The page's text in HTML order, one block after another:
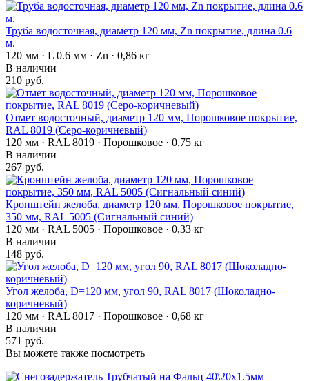
Труба водосточная, диаметр 120 мм, Zn покрытие, длина 0.6
м.
120 мм · L 0.6 мм · Zn · 0,86 кг
В наличии
210 руб.
Отмет водосточный, диаметр 120 мм, Порошковое покрытие,
RAL 8019 (Серо-коричневый)
120 мм · RAL 8019 · Порошковое · 0,75 кг
В наличии
267 руб.
Кронштейн желоба, диаметр 120 мм, Порошковое покрытие,
350 мм, RAL 5005 (Сигнальный синий)
120 мм · RAL 5005 · Порошковое · 0,33 кг
В наличии
148 руб.
Угол желоба, D=120 мм, угол 90, RAL 8017 (Шоколадно-
коричневый)
120 мм · RAL 8017 · Порошковое · 0,68 кг
В наличии
571 руб.
Вы можете также посмотреть